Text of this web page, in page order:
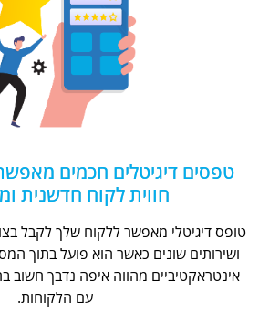
טפסים דיגיטלים חכמים
חווית לקוח חדשנית
טופס דיגיטלי מאפשר ללקוח שלך לקבל
ושירותים שונים כאשר הוא פועל בתוך
אינטראקטיביים מהווה איפה נדבך חשוב
עם הלקוחות.